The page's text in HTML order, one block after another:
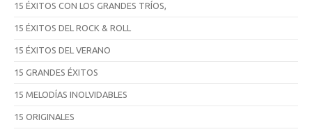
15 ÉXITOS CON LOS GRANDES TRÍOS,
15 ÉXITOS DEL ROCK & ROLL
15 ÉXITOS DEL VERANO
15 GRANDES ÉXITOS
15 MELODÍAS INOLVIDABLES
15 ORIGINALES